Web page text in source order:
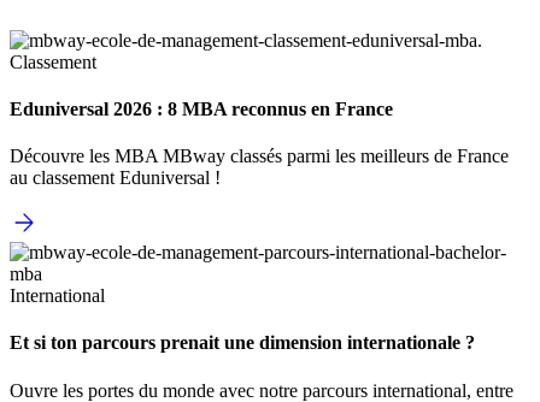
Classement
Eduniversal 2026 : 8 MBA reconnus en France
Découvre les MBA MBway classés parmi les meilleurs de France
au classement Eduniversal !
International
Et si ton parcours prenait une dimension internationale ?
Ouvre les portes du monde avec notre parcours international, entre